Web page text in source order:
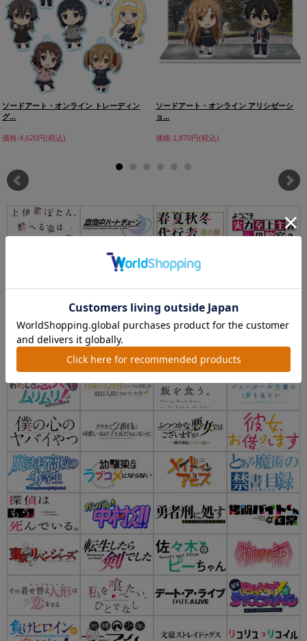
ソードアート・オンライン トレーディン
グ...
価格:4,620円(税込)
ソードアート・オンライン アリシゼーシ
ョ...
価格:1,870円(税込)